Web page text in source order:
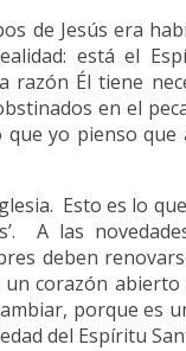
de Jesús era
está el
Él tiene
en el
yo pienso que
Esto es lo
A las
deben
corazón abierto
porque es
del Espíritu